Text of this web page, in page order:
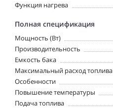
Функция нагрева
Полная спецификация
Мощность (Вт)
Производительность
Емкость бака
Максимальный расход топлива
Особенности
Повышение температуры
Подача топлива